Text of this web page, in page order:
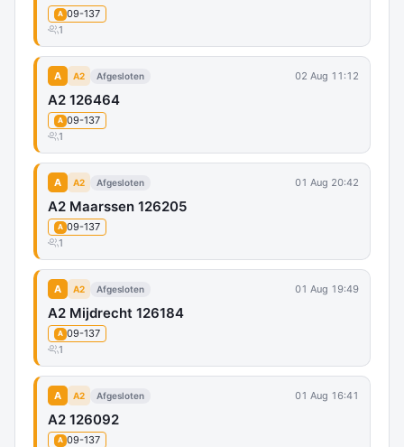
A 09-137
1
A A2 Afgesloten 02 Aug 11:12
A2 126464
A 09-137
1
A A2 Afgesloten 01 Aug 20:42
A2 Maarssen 126205
A 09-137
1
A A2 Afgesloten 01 Aug 19:49
A2 Mijdrecht 126184
A 09-137
1
A A2 Afgesloten 01 Aug 16:41
A2 126092
A 09-137